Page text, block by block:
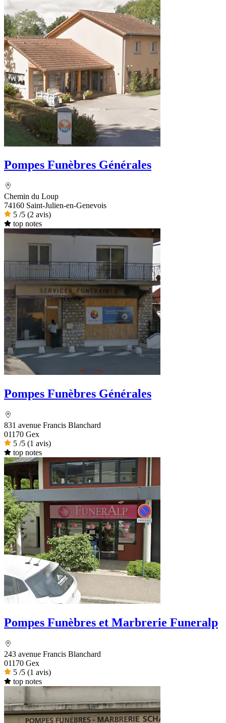
Pompes Funèbres Générales
Chemin du Loup
74160 Saint-Julien-en-Genevois
5 /5 (2 avis)
top notes
Pompes Funèbres Générales
831 avenue Francis Blanchard
01170 Gex
5 /5 (1 avis)
top notes
Pompes Funèbres et Marbrerie Funeralp
243 avenue Francis Blanchard
01170 Gex
5 /5 (1 avis)
top notes